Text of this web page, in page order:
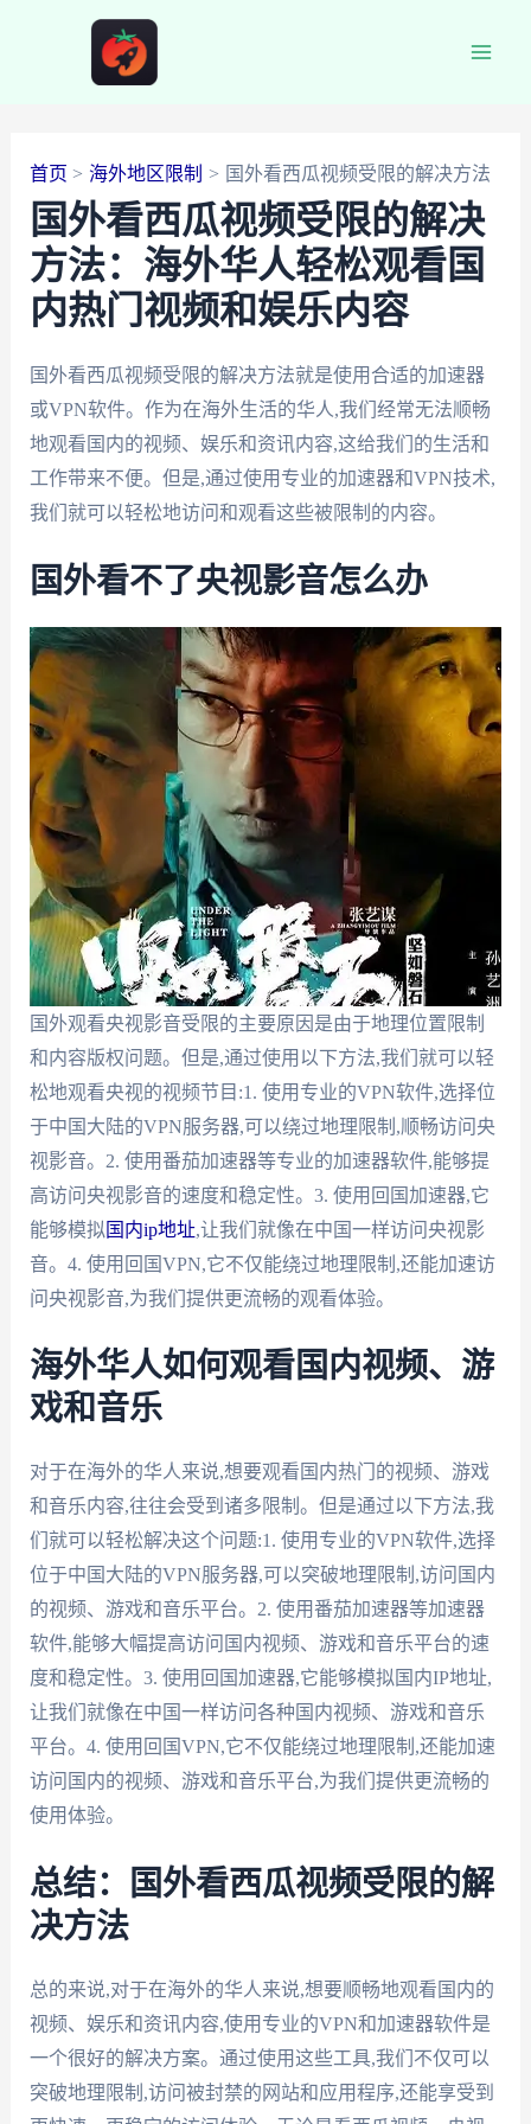
首页 海外地区限制 国外看西瓜视频受限的解决方法
国外看西瓜视频受限的解决
方法：海外华人轻松观看国
内热门视频和娱乐内容
国外看西瓜视频受限的解决方法就是使用合适的加速器
或VPN软件。作为在海外生活的华人,我们经常无法顺畅
地观看国内的视频、娱乐和资讯内容,这给我们的生活和
工作带来不便。但是,通过使用专业的加速器和VPN技术,
我们就可以轻松地访问和观看这些被限制的内容。
国外看不了央视影音怎么办
国外观看央视影音受限的主要原因是由于地理位置限制
和内容版权问题。但是,通过使用以下方法,我们就可以轻
松地观看央视的视频节目:1. 使用专业的VPN软件,选择位
于中国大陆的VPN服务器,可以绕过地理限制,顺畅访问央
视影音。2. 使用番茄加速器等专业的加速器软件,能够提
高访问央视影音的速度和稳定性。3. 使用回国加速器,它
能够模拟 国内ip地址,让我们就像在中国一样访问央视影
音。4. 使用回国VPN,它不仅能绕过地理限制,还能加速访
问央视影音,为我们提供更流畅的观看体验。
海外华人如何观看国内视频、游
戏和音乐
对于在海外的华人来说,想要观看国内热门的视频、游戏
和音乐内容,往往会受到诸多限制。但是通过以下方法,我
们就可以轻松解决这个问题:1. 使用专业的VPN软件,选择
位于中国大陆的VPN服务器,可以突破地理限制,访问国内
的视频、游戏和音乐平台。2. 使用番茄加速器等加速器
软件,能够大幅提高访问国内视频、游戏和音乐平台的速
度和稳定性。3. 使用回国加速器,它能够模拟国内IP地址,
让我们就像在中国一样访问各种国内视频、游戏和音乐
平台。4. 使用回国VPN,它不仅能绕过地理限制,还能加速
访问国内的视频、游戏和音乐平台,为我们提供更流畅的
使用体验。
总结：国外看西瓜视频受限的解
决方法
总的来说,对于在海外的华人来说,想要顺畅地观看国内的
视频、娱乐和资讯内容,使用专业的VPN和加速器软件是
一个很好的解决方案。通过使用这些工具,我们不仅可以
突破地理限制,访问被封禁的网站和应用程序,还能享受到